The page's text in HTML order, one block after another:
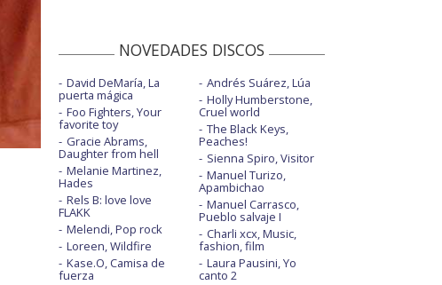
NOVEDADES DISCOS
David DeMaría, La
puerta mágica
Foo Fighters, Your
favorite toy
Gracie Abrams,
Daughter from hell
Melanie Martinez,
Hades
Rels B: love love
FLAKK
Melendi, Pop rock
Loreen, Wildfire
Kase.O, Camisa de
fuerza
Andrés Suárez, Lúa
Holly Humberstone,
Cruel world
The Black Keys,
Peaches!
Sienna Spiro, Visitor
Manuel Turizo,
Apambichao
Manuel Carrasco,
Pueblo salvaje I
Charli xcx, Music,
fashion, film
Laura Pausini, Yo
canto 2